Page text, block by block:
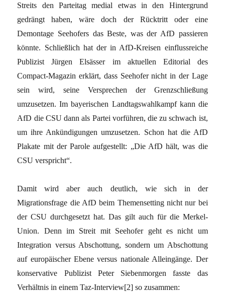
Streits den Parteitag medial etwas in den Hintergrund
gedrängt haben, wäre doch der Rücktritt oder eine
Demontage Seehofers das Beste, was der AfD passieren
könnte. Schließlich hat der in AfD-Kreisen einflussreiche
Publizist Jürgen Elsässer im aktuellen Editorial des
Compact-Magazin erklärt, dass Seehofer nicht in der Lage
sein wird, seine Versprechen der Grenzschließung
umzusetzen. Im bayerischen Landtagswahlkampf kann die
AfD die CSU dann als Partei vorführen, die zu schwach ist,
um ihre Ankündigungen umzusetzen. Schon hat die AfD
Plakate mit der Parole aufgestellt: „Die AfD hält, was die
CSU verspricht“.
Damit wird aber auch deutlich, wie sich in der
Migrationsfrage die AfD beim Themensetting nicht nur bei
der CSU durchgesetzt hat. Das gilt auch für die Merkel-
Union. Denn im Streit mit Seehofer geht es nicht um
Integration versus Abschottung, sondern um Abschottung
auf europäischer Ebene versus nationale Alleingänge. Der
konservative Publizist Peter Siebenmorgen fasste das
Verhältnis in einem Taz-Interview[2] so zusammen: